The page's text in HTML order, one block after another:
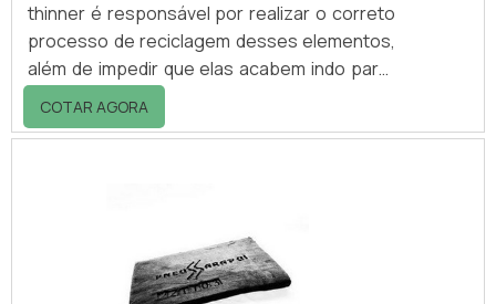
thinner é responsável por realizar o correto
processo de reciclagem desses elementos,
além de impedir que elas acabem indo parar
no meio ambiente, e contaminem os
elementos naturais tais como: Água; Ar;
devidamente preparada e realizar todos os
processos. Para isso elas devem contar com
uma frota de veículos próprios, devidamente
COTAR AGORA